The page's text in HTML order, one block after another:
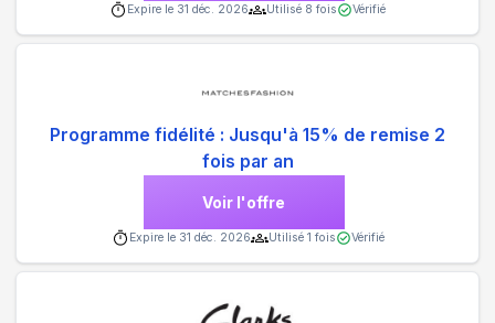
Expire le 31 déc. 2026 Utilisé 8 fois Vérifié
Programme fidélité : Jusqu'à 15% de remise 2
fois par an
Voir l'offre
Expire le 31 déc. 2026 Utilisé 1 fois Vérifié